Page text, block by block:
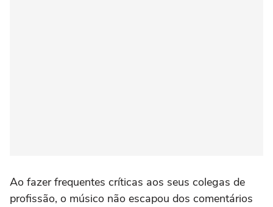
Ao fazer frequentes críticas aos seus colegas de
profissão, o músico não escapou dos comentários